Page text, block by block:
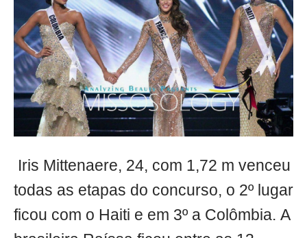
Iris Mittenaere, 24, com 1,72 m venceu
todas as etapas do concurso, o 2º lugar
ficou com o Haiti e em 3º a Colômbia. A